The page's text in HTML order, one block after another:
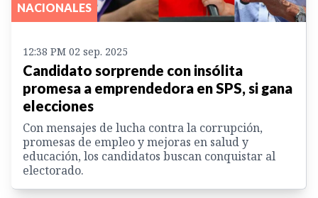
NACIONALES
12:38 PM 02 sep. 2025
Candidato sorprende con insólita
promesa a emprendedora en SPS, si gana
elecciones
Con mensajes de lucha contra la corrupción,
promesas de empleo y mejoras en salud y
educación, los candidatos buscan conquistar al
electorado.